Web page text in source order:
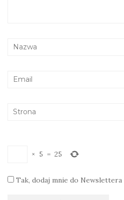
× 5 = 25
Tak, dodaj mnie do Newslettera